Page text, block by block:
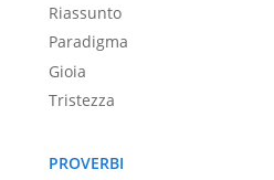
Riassunto
Paradigma
Gioia
Tristezza
PROVERBI